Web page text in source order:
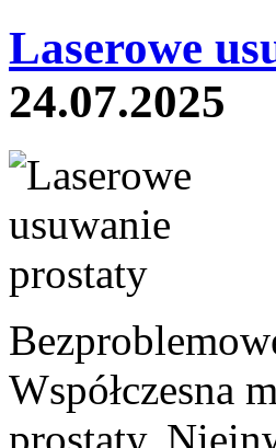
Laserowe
24.07.2025
Współczesna